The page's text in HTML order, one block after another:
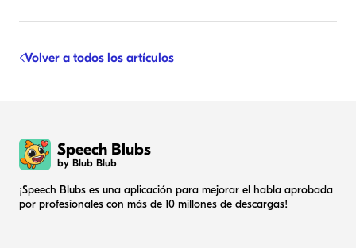
Volver a todos los artículos
Speech Blubs
by Blub Blub
¡Speech Blubs es una aplicación para mejorar el habla aprobada
por profesionales con más de 10 millones de descargas!